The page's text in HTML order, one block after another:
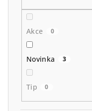
Akce 0
Novinka 3
Tip 0